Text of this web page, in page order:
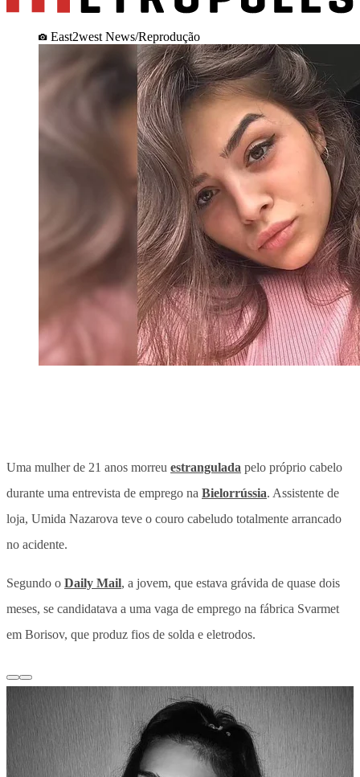
East2west News/Reprodução
Uma mulher de 21 anos morreu estrangulada pelo próprio cabelo
durante uma entrevista de emprego na Bielorrússia. Assistente de
loja, Umida Nazarova teve o couro cabeludo totalmente arrancado
no acidente.
Segundo o Daily Mail, a jovem, que estava grávida de quase dois
meses, se candidatava a uma vaga de emprego na fábrica Svarmet
em Borisov, que produz fios de solda e eletrodos.